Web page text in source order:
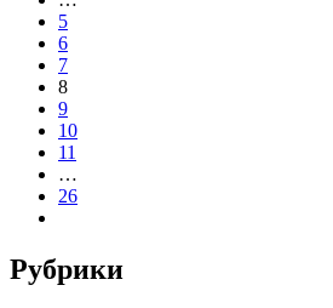
5
6
7
8
9
10
11
…
26
Рубрики